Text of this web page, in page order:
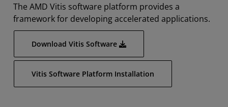
The AMD Vitis software platform provides a
framework for developing accelerated applications.
Download Vitis Software
Vitis Software Platform Installation